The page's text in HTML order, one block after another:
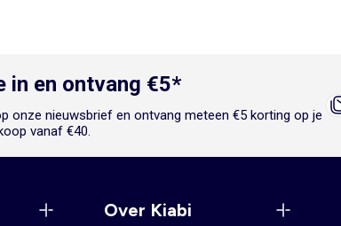
in en ontvang €5*
onze nieuwsbrief en ontvang meteen €5 korting op je
vanaf €40.
Over Kiabi